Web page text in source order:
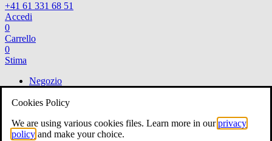
+41 61 331 68 51
Accedi
0
Carrello
0
Stima
Negozio
Voir tout
ORL
Voir tout
Cookies Policy
We are using various cookies files. Learn more in ourprivacy
policy and make your choice.